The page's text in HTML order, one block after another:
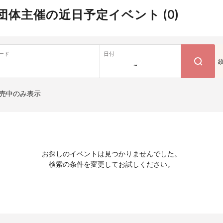
体主催の近日予定イベント (0)
ド 日付
~
中のみ表示
お探しのイベントは見つかりませんでした。
検索の条件を変更してお試しください。